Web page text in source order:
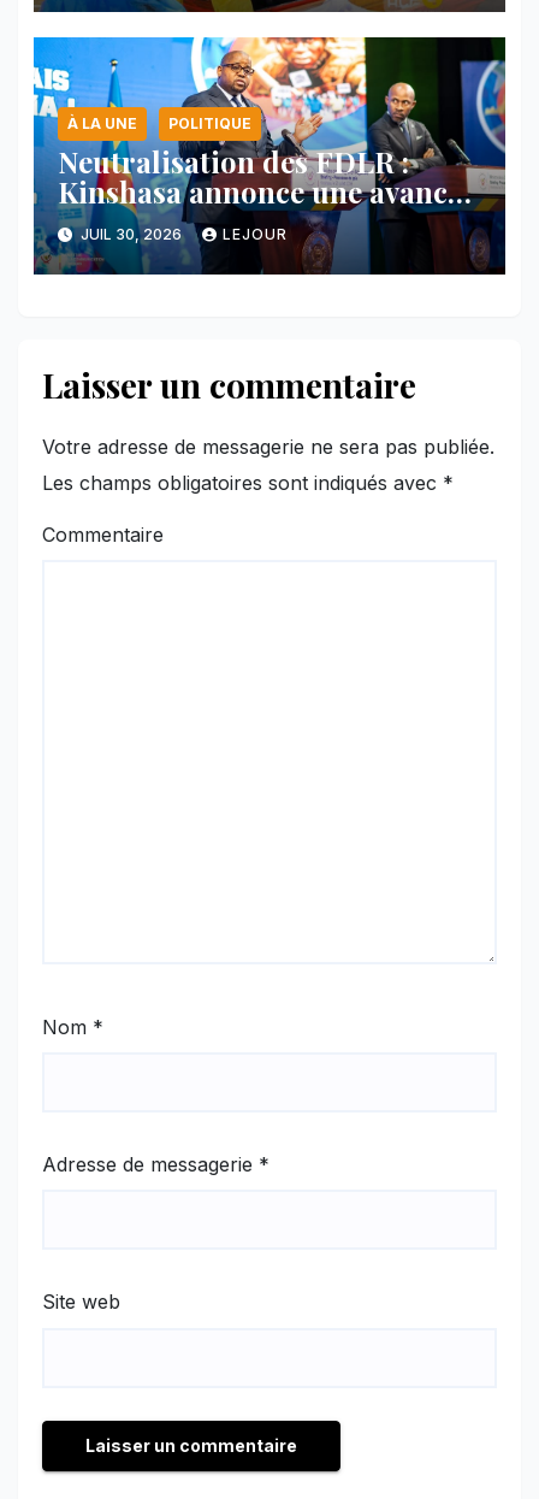
À LA UNE POLITIQUE
Neutralisation des FDLR :
Kinshasa annonce une avancée
majeure et maintient sa ligne
face au Rwanda
JUIL 30, 2026 LEJOUR
Laisser un commentaire
Votre adresse de messagerie ne sera pas publiée.
Les champs obligatoires sont indiqués avec *
Commentaire
Nom *
Adresse de messagerie *
Site web